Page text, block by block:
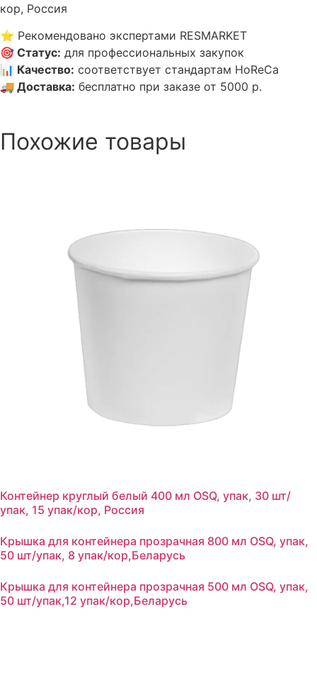
кор, Россия
⭐ Рекомендовано экспертами RESMARKET
🎯 Статус: для профессиональных закупок
📊 Качество: соответствует стандартам HoReCa
🚚 Доставка: бесплатно при заказе от 5000 р.
Похожие товары
Контейнер круглый белый 400 мл OSQ, упак, 30 шт/
упак, 15 упак/кор, Россия
Крышка для контейнера прозрачная 800 мл OSQ, упак,
50 шт/упак, 8 упак/кор,Беларусь
Крышка для контейнера прозрачная 500 мл OSQ, упак,
50 шт/упак,12 упак/кор,Беларусь